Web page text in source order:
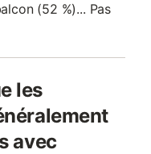
(52 %)... Pas
les
avec